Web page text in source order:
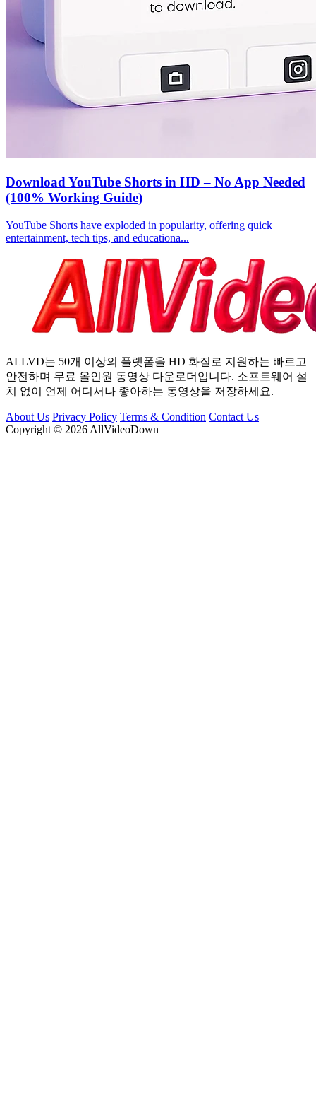
Download YouTube Shorts in HD – No App Needed
(100% Working Guide)
YouTube Shorts have exploded in popularity, offering quick
entertainment, tech tips, and educationa...
ALLVD는 50개 이상의 플랫폼을 HD 화질로 지원하는 빠르고
안전하며 무료 올인원 동영상 다운로더입니다. 소프트웨어 설
치 없이 언제 어디서나 좋아하는 동영상을 저장하세요.
About Us Privacy Policy Terms & Condition Contact Us
Copyright © 2026 AllVideoDown